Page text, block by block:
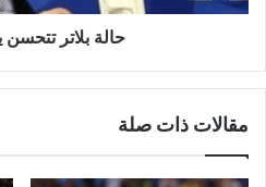
حالة بلاتر تتحسن
مقالات ذات صلة